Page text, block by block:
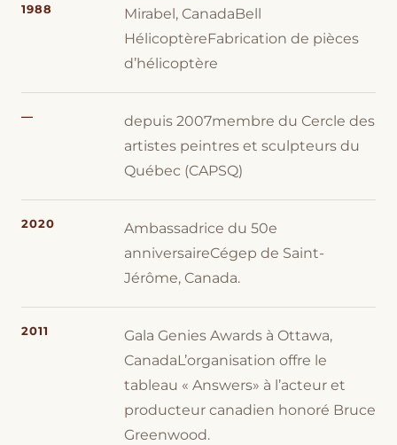
1988
Mirabel, CanadaBell
HélicoptèreFabrication de pièces
d’hélicoptère
—
depuis 2007membre du Cercle des
artistes peintres et sculpteurs du
Québec (CAPSQ)
2020
Ambassadrice du 50e
anniversaireCégep de Saint-
Jérôme, Canada.
2011
Gala Genies Awards à Ottawa,
CanadaL’organisation offre le
tableau « Answers» à l’acteur et
producteur canadien honoré Bruce
Greenwood.